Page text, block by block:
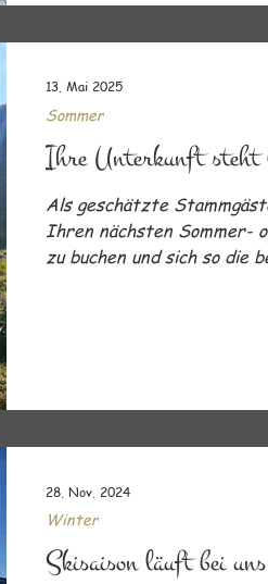
Ihre Unterkunft steht
Als geschätzte
Ihren nächsten Sommer-
zu buchen und sich so die
Sommer
13. Mai 2025
Skisaison läuft bei
Winter
28. Nov. 2024